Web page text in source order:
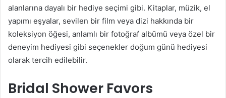
alanlarına dayalı bir hediye seçimi gibi. Kitaplar, müzik, el
yapımı eşyalar, sevilen bir film veya dizi hakkında bir
koleksiyon öğesi, anlamlı bir fotoğraf albümü veya özel bir
deneyim hediyesi gibi seçenekler doğum günü hediyesi
olarak tercih edilebilir.
Bridal Shower Favors